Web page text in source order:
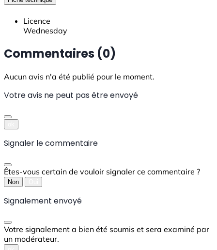
Licence
Wednesday
Commentaires (0)
Aucun avis n'a été publié pour le moment.
Votre avis ne peut pas être envoyé
Signaler le commentaire
Êtes-vous certain de vouloir signaler ce commentaire ?
Non
Signalement envoyé
Votre signalement a bien été soumis et sera examiné par
un modérateur.